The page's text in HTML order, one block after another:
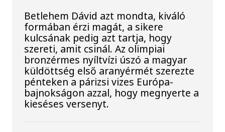
Betlehem Dávid azt mondta, kiváló
formában érzi magát, a sikere
kulcsának pedig azt tartja, hogy
szereti, amit csinál. Az olimpiai
bronzérmes nyíltvízi úszó a magyar
küldöttség első aranyérmét szerezte
pénteken a párizsi vizes Európa-
bajnokságon azzal, hogy megnyerte a
kieséses versenyt.